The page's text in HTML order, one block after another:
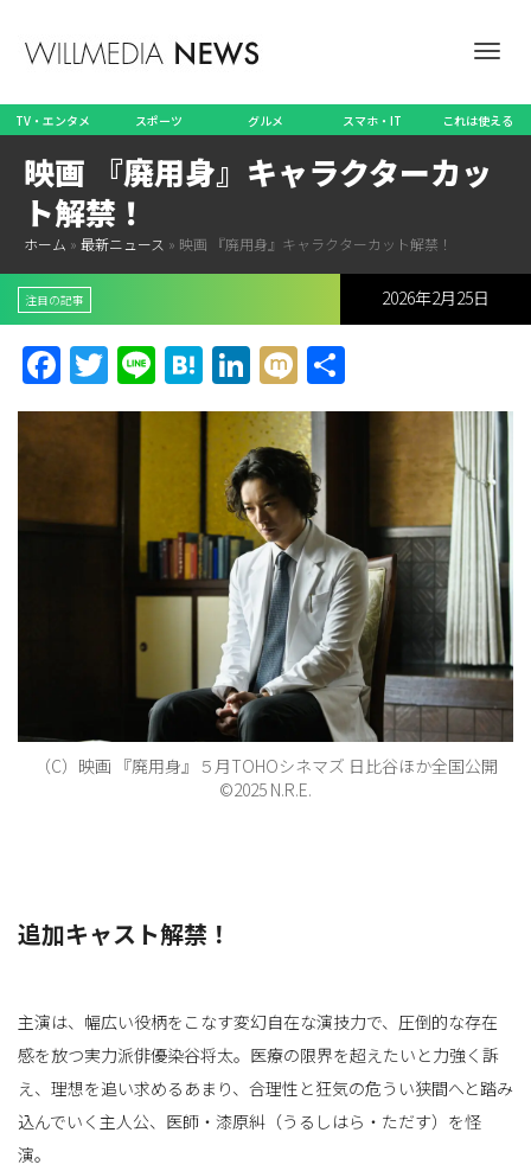
ゲ
ー
シ
ョ
り
TV・エンタメ スポーツ グルメ スマホ・IT これは使える
映画 『廃用身』キャラクターカッ
ト解禁！
ホーム » 最新ニュース » 映画 『廃用身』キャラクターカット解禁！
注目の記事 2026年2月25日
Facebook
Twitter
LineHatena
LinkedIn
Mixi
有
（C）映画 『廃用身』５月TOHOシネマズ 日比谷ほか全国公開
©2025 N.R.E.
追加キャスト解禁！
主演は、幅広い役柄をこなす変幻自在な演技力で、圧倒的な存在
感を放つ実力派俳優染谷将太。医療の限界を超えたいと力強く訴
え、理想を追い求めるあまり、合理性と狂気の危うい狭間へと踏み
込んでいく主人公、医師・漆原糾（うるしはら・ただす）を怪
演。